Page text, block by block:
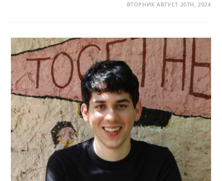
ВТОРНИК АВГУСТ 20TH, 2024